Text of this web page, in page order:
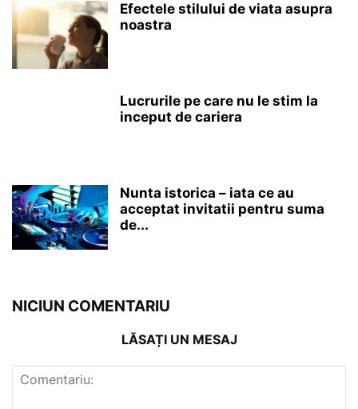
Efectele stilului de viata asupra
noastra
Lucrurile pe care nu le stim la
inceput de cariera
Nunta istorica – iata ce au
acceptat invitatii pentru suma
de...
NICIUN COMENTARIU
LĂSAȚI UN MESAJ